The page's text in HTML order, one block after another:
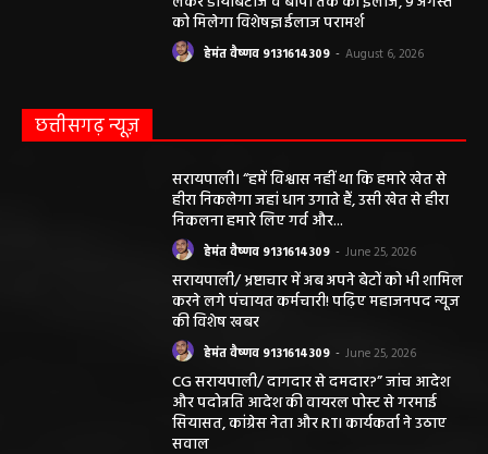
को मिलेगा विशेषज्ञ ईलाज परामर्श
हेमंत वैष्णव 9131614309 - August 6, 2026
छत्तीसगढ़ न्यूज़
सरायपाली। “हमें विश्वास नहीं था कि हमारे खेत से
हीरा निकलेगा जहां धान उगाते हैं, उसी खेत से हीरा
निकलना हमारे लिए गर्व और...
हेमंत वैष्णव 9131614309 - June 25, 2026
सरायपाली/ भ्रष्टाचार में अब अपने बेटों को भी शामिल
करने लगे पंचायत कर्मचारी! पढ़िए महाजनपद न्यूज
की विशेष खबर
हेमंत वैष्णव 9131614309 - June 25, 2026
CG सरायपाली/ दागदार से दमदार?” जांच आदेश
और पदोन्नति आदेश की वायरल पोस्ट से गरमाई
सियासत, कांग्रेस नेता और RTI कार्यकर्ता ने उठाए
सवाल